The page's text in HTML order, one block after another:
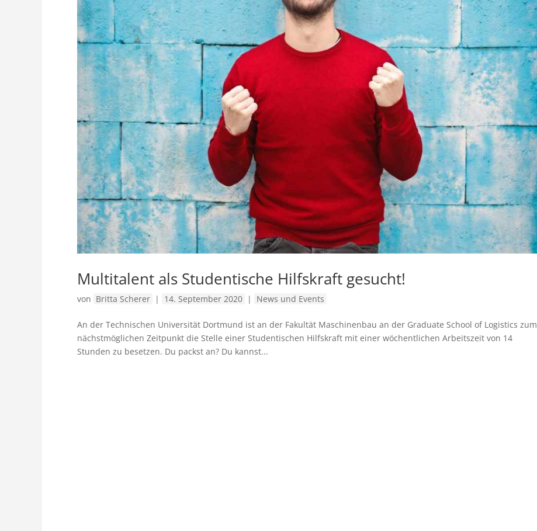
Multitalent als Studentische Hilfskraft gesucht!
von Britta Scherer | 14. September 2020 | News und Events
An der Technischen Universität Dortmund ist an der Fakultät Maschinenbau an der Graduate School of Logistics zum
nächstmöglichen Zeitpunkt die Stelle einer Studentischen Hilfskraft mit einer wöchentlichen Arbeitszeit von 14
Stunden zu besetzen. Du packst an? Du kannst...